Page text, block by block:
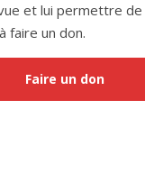
et lui permettre
faire un don.
Faire un don